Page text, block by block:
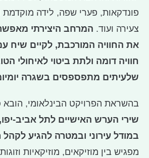
פונדקאות, פערי שפה, לידה מוקדמת
צעירה ועוד. המרחב היצירתי
את החוויה המורכבת, לקיים שיח
חוויה דומה ולתת ביטוי לאיחולי
שלעיתים מתפספסים בשגרה
בהשראת הפרויקט הבינלאומי, הובא
שירי הערש האישיים לתל אביב-
במודל עירוני ובמטרה להגיע
מפגיש בין מוזיקאים, מוזיקאיות